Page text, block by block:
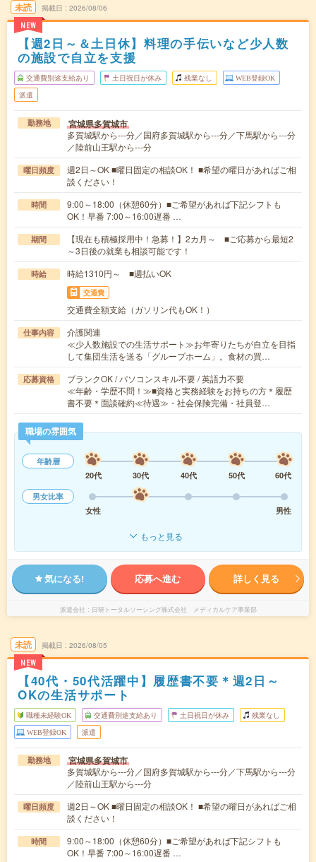
未読
NEW
掲載日 2026/08/06
【週2日～＆土日休】料理の手伝いなど少人数
の施設で自立を支援
交通費別途支給あり 土日祝日が休み 残業なし WEB登録OK
派遣
勤務地 宮城県多賀城市
多賀城駅から---分／国府多賀城駅から---分／下馬駅から---分
／陸前山王駅から---分
曜日頻度
週2日～OK ■曜日固定の相談OK！ ■希望の曜日があればご相
談ください！
時間
9:00～18:00（休憩60分）■ご希望があれば下記シフトも
OK！早番 7:00～16:00遅番 …
期間
【現在も積極採用中！急募！】2カ月～ ■ご応募から最短2
～3日後の就業も相談可能です！
時給 時給1310円～ ■週払いOK
交通費
交通費全額支給（ガソリン代もOK！）
仕事内容
介護関連
≪少人数施設での生活サポート≫お年寄りたちが自立を目指
して集団生活を送る「グループホーム」。食材の買…
応募資格
ブランクOK / パソコンスキル不要 / 英語力不要
≪年齢・学歴不問！≫■資格と実務経験をお持ちの方＊履歴
書不要＊面談確約≪待遇≫・社会保険完備・社員登…
職場の雰囲気
年齢層
20代
30代 40代 50代
60代
男女比率
女性
男性
もっと見る
気になる! 応募へ進む 詳しく見る
派遣会社 日研トータルソーシング株式会社 メディカルケア事業部
未読
NEW
掲載日 2026/08/05
【40代・50代活躍中】履歴書不要＊週2日～
OKの生活サポート
職種未経験OK 交通費別途支給あり 土日祝日が休み 残業なし
WEB登録OK 派遣
勤務地 宮城県多賀城市
多賀城駅から---分／国府多賀城駅から---分／下馬駅から---分
／陸前山王駅から---分
曜日頻度
週2日～OK ■曜日固定の相談OK！ ■希望の曜日があればご相
談ください！
時間
9:00～18:00（休憩60分）■ご希望があれば下記シフトも
OK！早番 7:00～16:00遅番 …